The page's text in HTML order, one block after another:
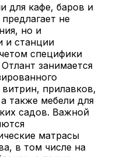
для кафе, баров и
не
но и
и станции
специфики
занимается
витрин, прилавков,
также мебели для
садов. Важной
матрасы
в том числе на